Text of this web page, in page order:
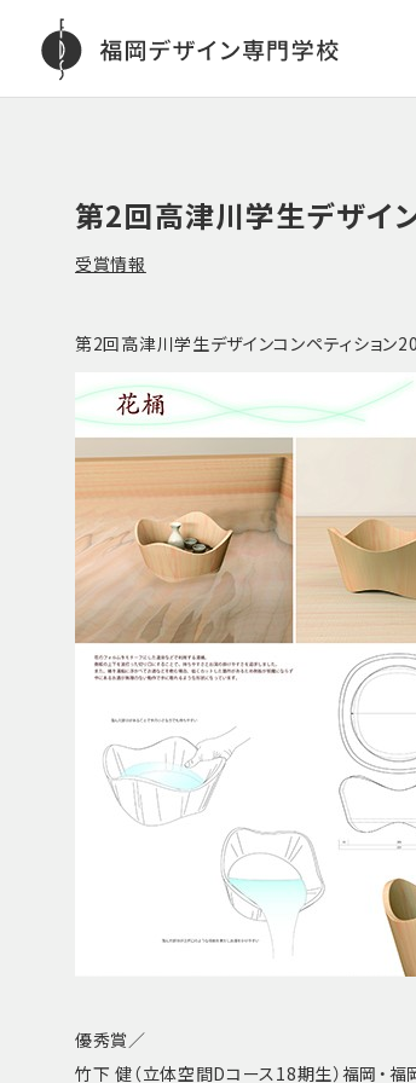
第2回高津川学生デザイ
受賞情報
第2回高津川学生デザインコンペティション
優秀賞／
竹下 健（立体空間Dコース18期生）福岡・